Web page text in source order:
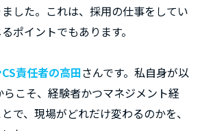
した。これは、採用の仕事をしてい
ポイントでもあります。
責任者の高田さんです。私自身が以
らこそ、経験者かつマネジメント経
で、現場がどれだけ変わるのかを、